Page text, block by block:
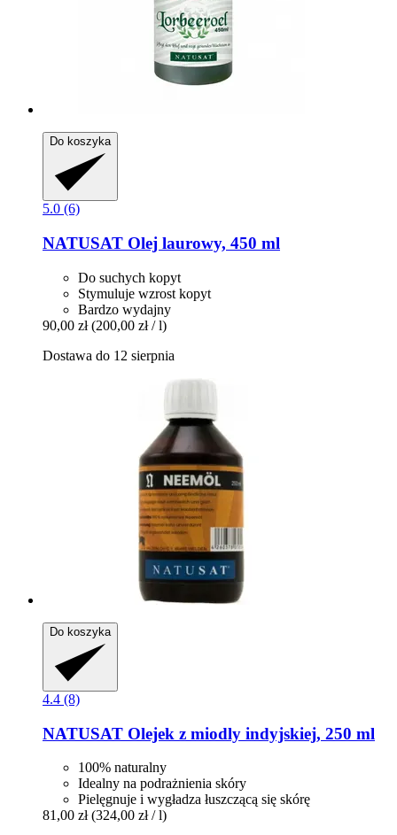
Do koszyka
5.0 (6)
NATUSAT Olej laurowy, 450 ml
Do suchych kopyt
Stymuluje wzrost kopyt
Bardzo wydajny
90,00 zł (200,00 zł / l)
Dostawa do 12 sierpnia
Do koszyka
4.4 (8)
NATUSAT Olejek z miodly indyjskiej, 250 ml
100% naturalny
Idealny na podrażnienia skóry
Pielęgnuje i wygładza łuszczącą się skórę
81,00 zł (324,00 zł / l)